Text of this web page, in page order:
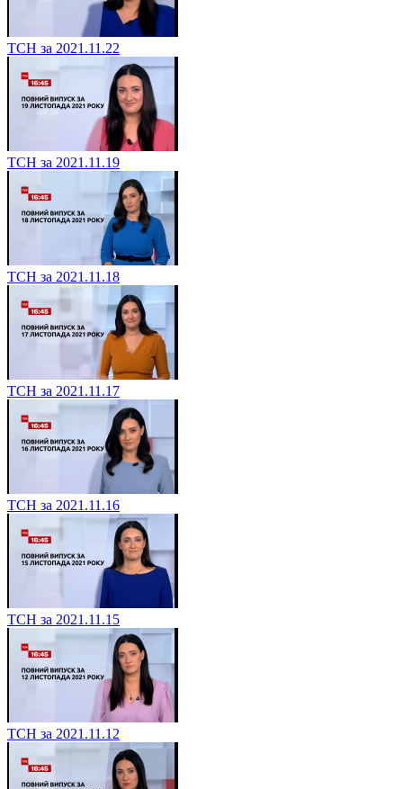
ТСН за 2021.11.22
ТСН за 2021.11.19
ТСН за 2021.11.18
ТСН за 2021.11.17
ТСН за 2021.11.16
ТСН за 2021.11.15
ТСН за 2021.11.12